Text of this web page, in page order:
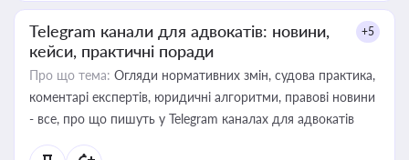
Telegram канали для адвокатів: новини,
кейси, практичні поради
+5
Про що тема: Огляди нормативних змін, судова практика,
коментарі експертів, юридичні алгоритми, правові новини
- все, про що пишуть у Telegram каналах для адвокатів